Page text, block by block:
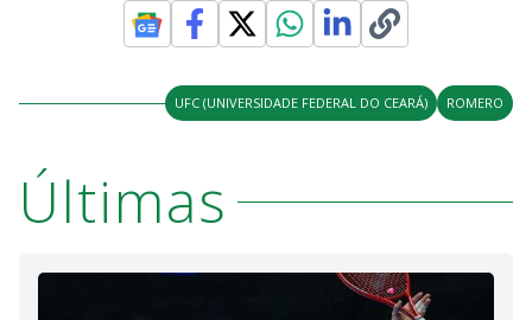
UFC (UNIVERSIDADE FEDERAL DO CEARÁ) ROMERO
Últimas